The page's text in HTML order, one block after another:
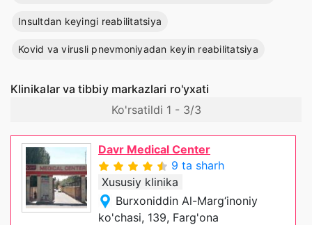
Insultdan keyingi reabilitatsiya
Kovid va virusli pnevmoniyadan keyin reabilitatsiya
Klinikalar va tibbiy markazlari ro'yxati
Ko'rsatildi 1 - 3/3
Davr Medical Center
9 ta sharh
Xususiy klinika
Burxoniddin Al-Marg‘inoniy
ko'chasi, 139, Farg'ona